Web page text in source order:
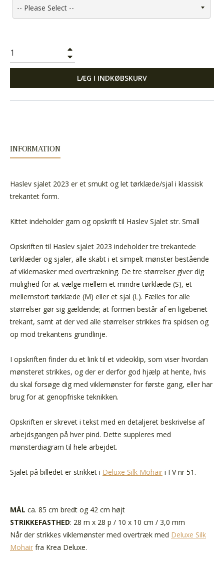
LÆG I INDKØBSKURV
INFORMATION
Haslev sjalet 2023 er et smukt og let tørklæde/sjal i klassisk
trekantet form.
Kittet indeholder garn og opskrift til Haslev Sjalet str. Small
Opskriften til Haslev sjalet 2023 indeholder tre trekantede
tørklæder og sjaler, alle skabt i et simpelt mønster bestående
af viklemasker med overtrækning. De tre størrelser giver dig
mulighed for at vælge mellem et mindre tørklæde (S), et
mellemstort tørklæde (M) eller et sjal (L). Fælles for alle
størrelser gør sig gældende; at formen består af en ligebenet
trekant, samt at der ved alle størrelser strikkes fra spidsen og
op mod trekantens grundlinje.
I opskriften finder du et link til et videoklip, som viser hvordan
mønsteret strikkes, og der er derfor god hjælp at hente, hvis
du skal forsøge dig med viklemønster for første gang, eller har
brug for at genopfriske teknikken.
Opskriften er skrevet i tekst med en detaljeret beskrivelse af
arbejdsgangen på hver pind. Dette suppleres med
mønsterdiagram til hele arbejdet.
Sjalet på billedet er strikket i Deluxe Silk Mohair i FV nr 51.
MÅL ca. 85 cm bredt og 42 cm højt
STRIKKEFASTHED: 28 m x 28 p / 10 x 10 cm / 3,0 mm
Når der strikkes viklemønster med overtræk med Deluxe Silk
Mohair fra Krea Deluxe.